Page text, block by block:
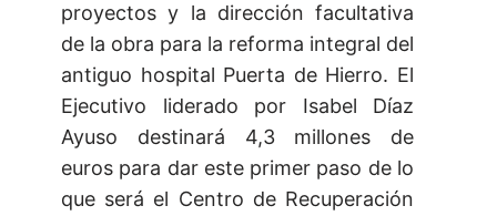
proyectos y la dirección facultativa
de la obra para la reforma integral del
antiguo hospital Puerta de Hierro. El
Ejecutivo liderado por Isabel Díaz
Ayuso destinará 4,3 millones de
euros para dar este primer paso de lo
que será el Centro de Recuperación